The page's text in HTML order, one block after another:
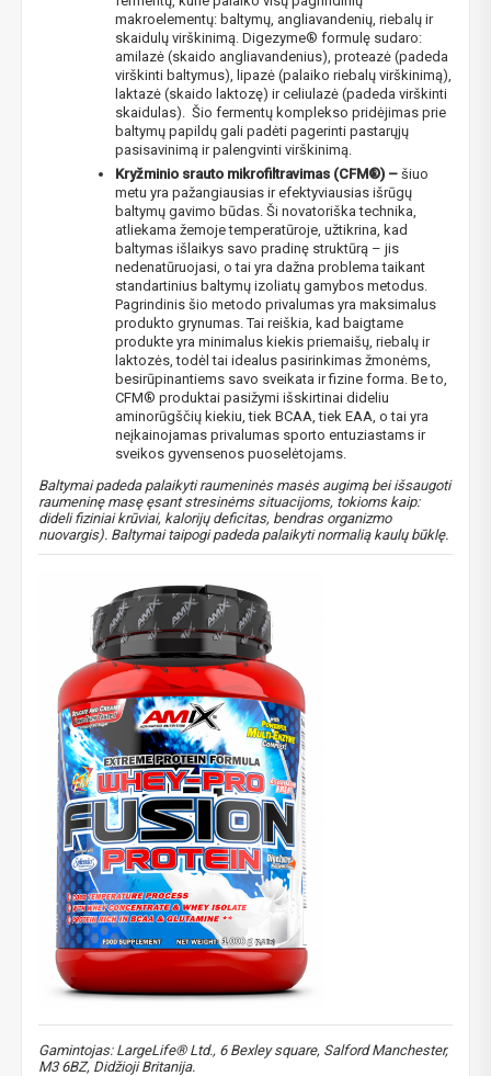
makroelementų: baltymų, angliavandenių, riebalų ir
skaidulų virškinimą. Digezyme® formulę sudaro:
amilazė (skaido angliavandenius), proteazė (padeda
virškinti baltymus), lipazė (palaiko riebalų virškinimą),
laktazė (skaido laktozę) ir celiulazė (padeda virškinti
skaidulas). Šio fermentų komplekso pridėjimas prie
baltymų papildų gali padėti pagerinti pastarųjų
pasisavinimą ir palengvinti virškinimą.​
Kryžminio srauto mikrofiltravimas (CFM®) – šiuo
metu yra pažangiausias ir efektyviausias išrūgų
baltymų gavimo būdas. Ši novatoriška technika,
atliekama žemoje temperatūroje, užtikrina, kad
baltymas išlaikys savo pradinę struktūrą – jis
nedenatūruojasi, o tai yra dažna problema taikant
standartinius baltymų izoliatų gamybos metodus.
Pagrindinis šio metodo privalumas yra maksimalus
produkto grynumas. Tai reiškia, kad baigtame
produkte yra minimalus kiekis priemaišų, riebalų ir
laktozės, todėl tai idealus pasirinkimas žmonėms,
besirūpinantiems savo sveikata ir fizine forma. Be to,
CFM® produktai pasižymi išskirtinai dideliu
aminorūgščių kiekiu, tiek BCAA, tiek EAA, o tai yra
neįkainojamas privalumas sporto entuziastams ir
sveikos gyvensenos puoselėtojams.
Baltymai padeda palaikyti raumeninės masės augimą bei išsaugoti
raumeninę masę ęsant stresinėms situacijoms, tokioms kaip:
dideli fiziniai krūviai, kalorijų deficitas, bendras organizmo
nuovargis). Baltymai taipogi padeda palaikyti normalią kaulų būklę.
Gamintojas: LargeLife® Ltd., 6 Bexley square, Salford Manchester,
M3 6BZ, Didžioji Britanija.
NUOLAIDA TAU!
-10%* nuolaidos kodąapsipirkimui (daugeliui
prekių) bei nepraleisk kitų geriausių pasiūlymų!
Prenumeruok mūsų naujienlaiškį jau dabar!
* Nuolaida taikoma gamintojams: Amix, Bigman, XXL, Raw powders, Go
powders, Maxxwin, Power system. Akcijinėms prekėms nuolaida netaikoma,
nuolaidos nesumuojamos.
Gauti pasiūlymus ir nuolaidas
Sužinoti, kaip mes apsaugome ir tvarkome Jūsų duomenis galite
perskaitę mūsų privatumo politikos sąlygas.
PRENUMERUOTI